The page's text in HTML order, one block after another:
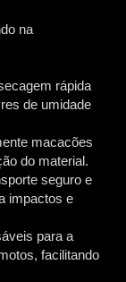
na
rápida
de umidade
macacões
do material.
seguro e
impactos e
para a
facilitando